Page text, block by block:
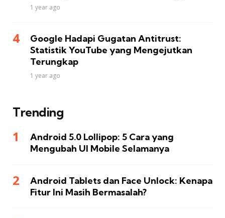
1 year ago
Google Hadapi Gugatan Antitrust:
Statistik YouTube yang Mengejutkan
Terungkap
1 year ago
Trending
Android 5.0 Lollipop: 5 Cara yang
Mengubah UI Mobile Selamanya
Android Tablets dan Face Unlock: Kenapa
Fitur Ini Masih Bermasalah?